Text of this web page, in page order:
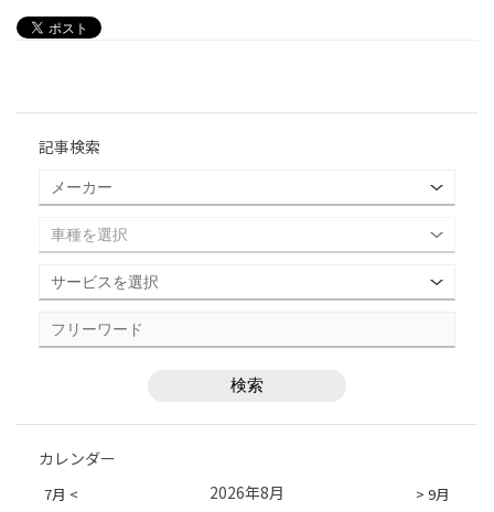
記事検索
カレンダー
7月 < > 9月
2026年8月